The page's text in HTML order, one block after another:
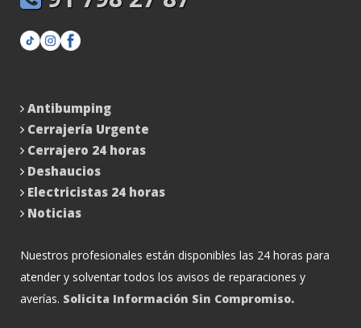
Antibumping
Cerrajería Urgente
Cerrajero 24 horas
Deshaucios
Electricistas 24 horas
Noticias
Nuestros profesionales están disponibles las 24 horas para
atender y solventar todos los avisos de reparaciones y
averías. Solicita Información Sin Compromiso.